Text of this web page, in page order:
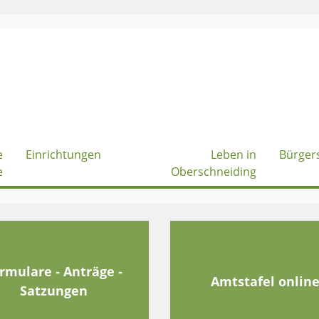
Einrichtungen
Leben in
Oberschneiding
- Anträge -
Satzungen
Amtstafel